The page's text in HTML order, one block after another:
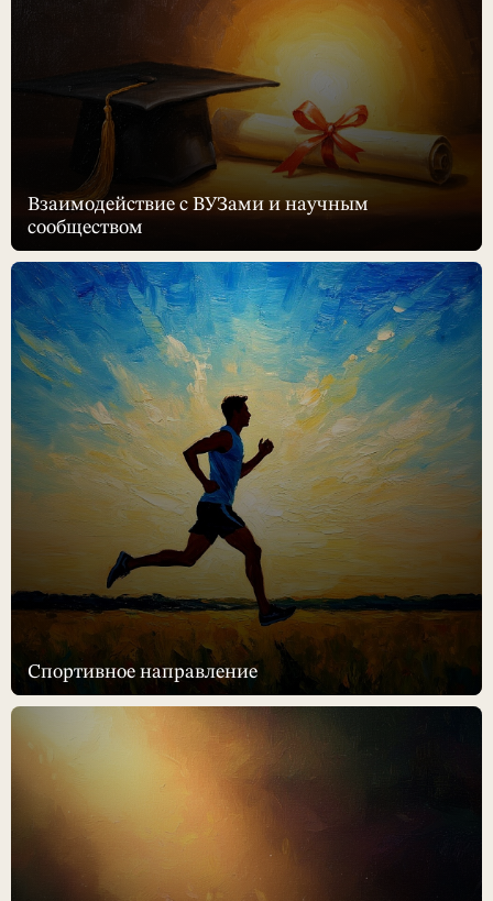
Взаимодействие с ВУЗами и научным
сообществом
Спортивное направление